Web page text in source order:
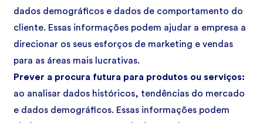
dados demográficos e dados de comportamento do
cliente. Essas informações podem ajudar a empresa a
direcionar os seus esforços de marketing e vendas
para as áreas mais lucrativas.
Prever a procura futura para produtos ou serviços:
ao analisar dados históricos, tendências do mercado
e dados demográficos. Essas informações podem